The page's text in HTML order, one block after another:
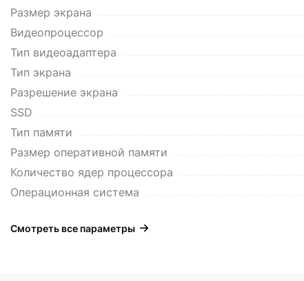
Размер экрана
Видеопроцессор
Тип видеоадаптера
Тип экрана
Разрешение экрана
SSD
Тип памяти
Размер оперативной памяти
Количество ядер процессора
Операционная система
Смотреть все параметры